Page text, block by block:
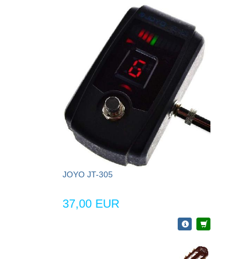
JOYO JT-305
37,00 EUR